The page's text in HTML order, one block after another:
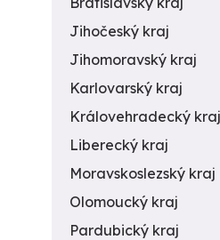
Jihočeský kraj
Jihomoravský kraj
Karlovarský kraj
Královehradecký kraj
Liberecký kraj
Moravskoslezský kraj
Olomoucký kraj
Pardubický kraj